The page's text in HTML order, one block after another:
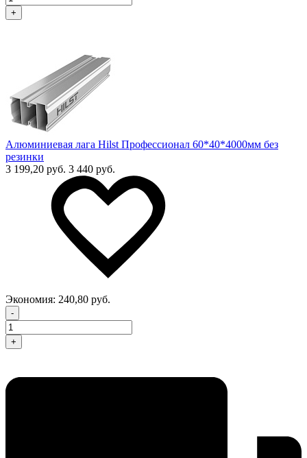
+
Алюминиевая лага Hilst Профессионал 60*40*4000мм без
резинки
3 199,20 руб. 3 440 руб.
Экономия: 240,80 руб.
-
+